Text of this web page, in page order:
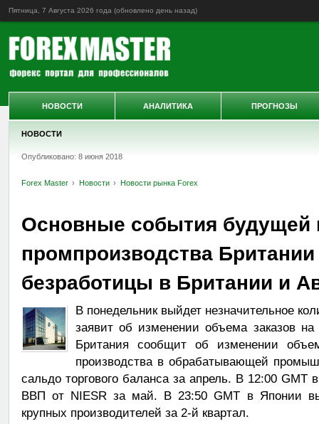
Пятница, 7 Августа 2026 года (обновлено день назад)
НОВОСТИ
Опубликовано: 8 июня 2018
Forex Master Новости Новости рынка Forex
Основные события будущей
промпроизводства
безработицы в Британии и
В понедельник выйдет незначительное
заявит об изменении объема заказов
Британия сообщит об изменении
производства в обрабатывающей
сальдо торгового баланса за апрель. В 12:00
ВВП от NIESR за май. В 23:50 GMT в Японии
крупных производителей за 2-й квартал.
НОВОСТИ АНАЛИТИКА ПРОГНОЗЫ